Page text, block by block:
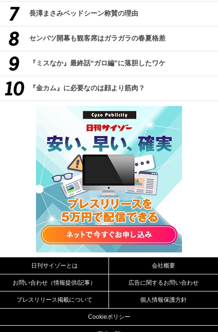
長澤まさみベッドシーン称賛の理由
センバツ開幕も観客席はガラガラの春夏格差
『ミスなか』最終話“ガロ編”に落胆したワケ
『金カム』に必要なのは顔より筋肉？
日刊サイゾーとは 会社概要
お問い合わせ（情報提供/記事） 広告に関するお問い合わせ
プレスリリース掲載について 個人情報保護方針
Cookieポリシー